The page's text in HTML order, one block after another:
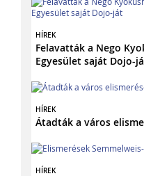
HÍREK
Felavatták a Nego
Egyesület saját Dojo-
HÍREK
Átadták a város
HÍREK